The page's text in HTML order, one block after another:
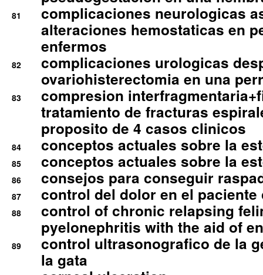
81
complicaciones neurologicas
alteraciones hemostaticas en
enfermos
82
complicaciones urologicas
ovariohisterectomia en una
83
compresion
tratamiento de fracturas
proposito de 4 casos clinicos
84 conceptos actuales sobre la
85 conceptos actuales sobre la
86 consejos para conseguir
87 control del dolor en el
88
control of chronic relapsing
pyelonephritis with the aid of
89
control ultrasonografico de la
la gata